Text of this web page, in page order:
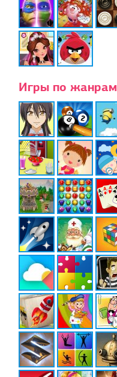
Игры по жанрам